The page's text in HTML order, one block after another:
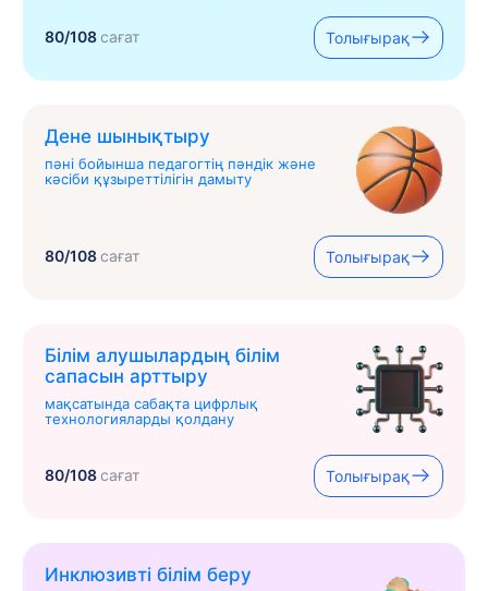
80/108сағат Толығырақ
Дене шынықтыру
пәні бойынша педагогтің пәндік және
кәсіби құзыреттілігін дамыту
80/108сағат Толығырақ
Білім алушылардың білім
сапасын арттыру
мақсатында сабақта цифрлық
технологияларды қолдану
80/108сағат Толығырақ
Инклюзивті білім беру